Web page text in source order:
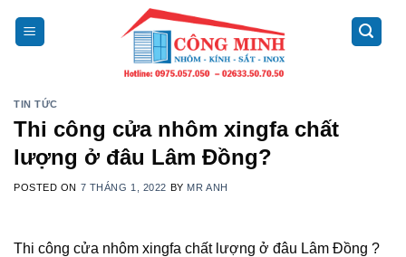
TIN TỨC
Thi công cửa nhôm xingfa chất
lượng ở đâu Lâm Đồng?
POSTED ON 7 THÁNG 1, 2022 BY MR ANH
Thi công cửa nhôm xingfa chất lượng ở đâu Lâm Đồng ?